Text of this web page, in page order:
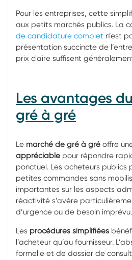
Pour les entreprises, cette
aux petits marchés publics. La
de candidature complet n’est
présentation succincte de
prix claire suffisent
Les avantages
gré à gré
Le marché de gré à gré offre
appréciable pour répondre
ponctuel. Les acheteurs publics
petites commandes sans
importantes sur les aspects
réactivité s’avère
d’urgence ou de besoin imprévu.
Les procédures simplifiées
l’acheteur qu’au fournisseur.
formelle et de dossier de